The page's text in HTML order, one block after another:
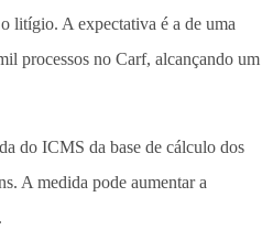
litígio. A expectativa é a de uma
processos no Carf, alcançando um
do ICMS da base de cálculo dos
A medida pode aumentar a